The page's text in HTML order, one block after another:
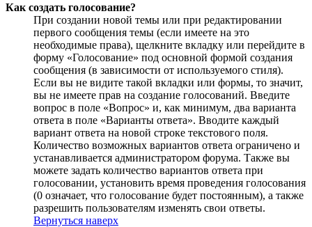
Как создать голосование?
При создании новой темы или при редактировании
первого сообщения темы (если имеете на это
необходимые права), щелкните вкладку или перейдите в
форму «Голосование» под основной формой создания
сообщения (в зависимости от используемого стиля).
Если вы не видите такой вкладки или формы, то значит,
вы не имеете прав на создание голосований. Введите
вопрос в поле «Вопрос» и, как минимум, два варианта
ответа в поле «Варианты ответа». Вводите каждый
вариант ответа на новой строке текстового поля.
Количество возможных вариантов ответа ограничено и
устанавливается администратором форума. Также вы
можете задать количество вариантов ответа при
голосовании, установить время проведения голосования
(0 означает, что голосование будет постоянным), а также
разрешить пользователям изменять свои ответы.
Вернуться наверх